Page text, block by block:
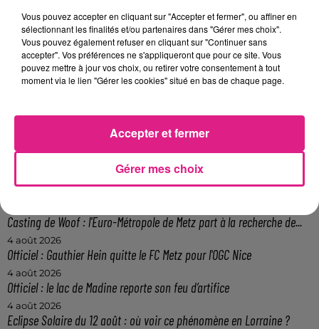
chacune des catégories est ensuite divisée en
plusieurs sous-catégorie, soit au total plus de80
catégoriespermettant d'obtenir une récompense
basée sur le goût de la bière
Lorraine : une journée pas comme les autres au Parc animalier de...
Metz : une distribution de lunette gratuite pour voir l’éclipse
Casting de Woof : l'Euro-Métropole de Metz part à la recherche de...
4 août 2026
Officiel : Gauthier Hein quitte le FC Metz pour l'OGC Nice
4 août 2026
Officiel : le lac de Madine reporte son feu d’artifice
4 août 2026
Eclipse Solaire du 12 août : où voir ce phénomène en Lorraine ?
Vous pouvez accepter en cliquant sur "Accepter et fermer", ou affiner en
sélectionnant les finalités et/ou partenaires dans "Gérer mes choix".
Vous pouvez également refuser en cliquant sur "Continuer sans
accepter". Vos préférences ne s'appliqueront que pour ce site. Vous
pouvez mettre à jour vos choix, ou retirer votre consentement à tout
moment via le lien "Gérer les cookies" situé en bas de chaque page.
Gérer mes choix
Accepter et fermer